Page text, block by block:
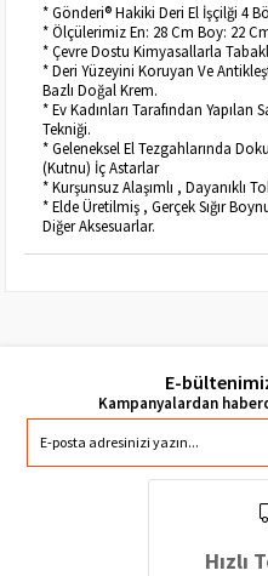
* Gönderi® Hakiki Deri El İşçilği 4
* Ölçülerimiz En: 28 Cm Boy: 22
* Çevre Dostu Kimyasallarla
* Deri Yüzeyini Koruyan Ve
Bazlı Doğal Krem.
* Ev Kadınları Tarafından
Tekniği.
* Geleneksel El Tezgahlarında
(Kutnu) İç Astarlar
* Kurşunsuz Alaşımlı , Dayanıklı
* Elde Üretilmiş , Gerçek Sığır
Diğer Aksesuarlar.
E-
Hızlı